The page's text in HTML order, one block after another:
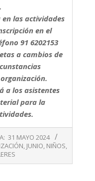
las actividades
en el
91 6202153
a cambios de
a los asistentes
para la
31 MAYO 2024
JUNIO NIÑOS